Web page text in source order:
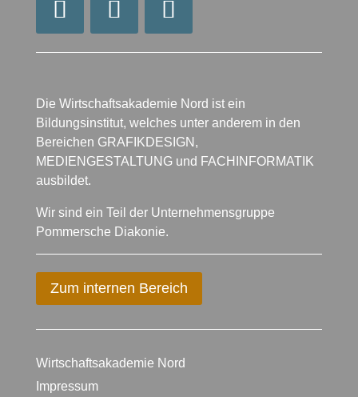
Die Wirtschaftsakademie Nord ist ein
Bildungsinstitut, welches unter anderem in den
Bereichen GRAFIKDESIGN,
MEDIENGESTALTUNG und FACHINFORMATIK
ausbildet.
Wir sind ein Teil der Unternehmensgruppe
Pommersche Diakonie.
Zum internen Bereich
Wirtschaftsakademie Nord
Impressum